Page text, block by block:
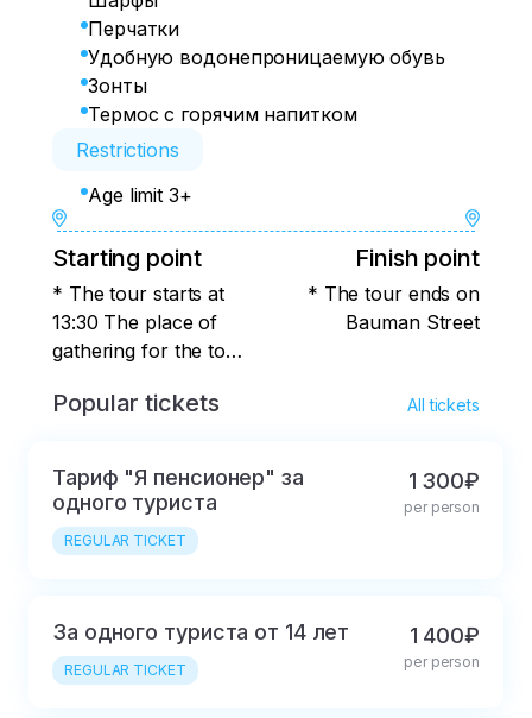
Перчатки
Удобную водонепроницаемую обувь
Зонты
Термос с горячим напитком
Restrictions
Age limit 3+
Starting point
* The tour starts at
13:30 The place of
gathering for the tour:
entrance to the
monument to Musa
Jalil (the main
entrance through the
Spasskaya Tower)
Finish point
* The tour ends on
Bauman Street
Popular tickets All tickets
Тариф "Я пенсионер" за
одного туриста
REGULAR TICKET
1 300₽
per person
За одного туриста от 14 лет
REGULAR TICKET
1 400₽
per person